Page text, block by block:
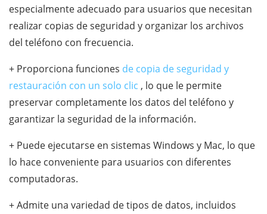
especialmente adecuado para usuarios que necesitan
realizar copias de seguridad y organizar los archivos
del teléfono con frecuencia.
+ Proporciona funciones de copia de seguridad y
restauración con un solo clic , lo que le permite
preservar completamente los datos del teléfono y
garantizar la seguridad de la información.
+ Puede ejecutarse en sistemas Windows y Mac, lo que
lo hace conveniente para usuarios con diferentes
computadoras.
+ Admite una variedad de tipos de datos, incluidos